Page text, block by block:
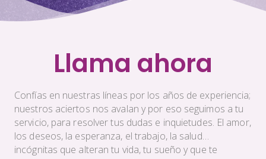
Llama ahora
Confías en nuestras líneas por los años de experiencia;
nuestros aciertos nos avalan y por eso seguimos a tu
servicio, para resolver tus dudas e inquietudes. El amor,
los deseos, la esperanza, el trabajo, la salud…
incógnitas que alteran tu vida, tu sueño y que te